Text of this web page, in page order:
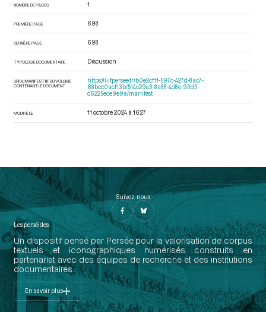
NOMBRE DE PAGES 1
PREMIÈRE PAGE 698
DERNIÈRE PAGE 698
TYPOLOGIE DOCUMENTAIRE Discussion
URI DU MANIFEST IIIF DU VOLUME
CONTENANT LE DOCUMENT
https://iiif.persee.fr/b0e2cf11-597c-427d-8ac7-
68bcc0acf13b/514c29e3-8a88-4d8e-93d3-
c6225ece9e9a/manifest
MODIFIÉ LE 11 octobre 2024 à 16:27
Suivez-nous
Les perséides
Un dispositif pensé par Persée pour la valorisation de corpus
textuels et iconographiques numérisés construits en
partenariat avec des équipes de recherche et des institutions
documentaires.
En savoir plus